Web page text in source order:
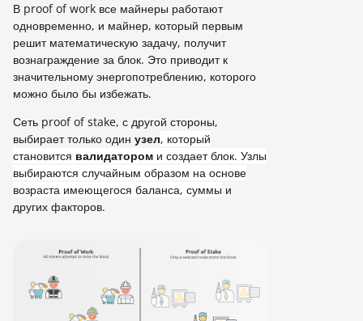
В proof of work все майнеры работают
одновременно, и майнер, который первым
решит математическую задачу, получит
вознаграждение за блок. Это приводит к
значительному энергопотреблению, которого
можно было бы избежать.
Сеть proof of stake, с другой стороны,
выбирает только один узел, который
становится валидатором и создает блок. Узлы
выбираются случайным образом на основе
возраста имеющегося баланса, суммы и
других факторов.